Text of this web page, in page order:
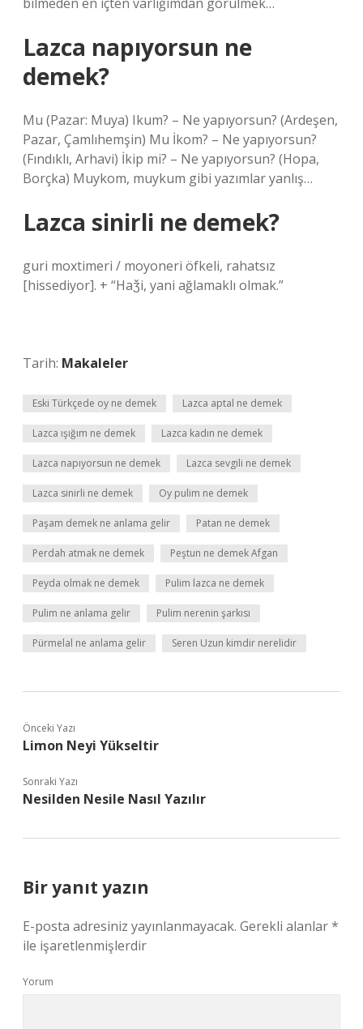
Lazca napıyorsun ne
demek?
Mu (Pazar: Muya) Ikum? – Ne yapıyorsun? (Ardeşen,
Pazar, Çamlıhemşin) Mu İkom? – Ne yapıyorsun?
(Fındıklı, Arhavi) İkip mi? – Ne yapıyorsun? (Hopa,
Borçka) Muykom, muykum gibi yazımlar yanlış…
Lazca sinirli ne demek?
guri moxtimeri / moyoneri öfkeli, rahatsız
[hissediyor]. + “Haǯi, yani ağlamaklı olmak.”
Tarih: Makaleler
Eski Türkçede oy ne demek Lazca aptal ne demek
Lazca ışığım ne demek Lazca kadın ne demek
Lazca napıyorsun ne demek Lazca sevgili ne demek
Lazca sinirli ne demek Oy pulim ne demek
Paşam demek ne anlama gelir Patan ne demek
Perdah atmak ne demek Peştun ne demek Afgan
Peyda olmak ne demek Pulim lazca ne demek
Pulim ne anlama gelir Pulim nerenin şarkısı
Pürmelal ne anlama gelir Seren Uzun kimdir nerelidir
Önceki Yazı
Limon Neyi Yükseltir
Sonraki Yazı
Nesilden Nesile Nasıl Yazılır
Bir yanıt yazın
E-posta adresiniz yayınlanmayacak. Gerekli alanlar*
ile işaretlenmişlerdir
Yorum